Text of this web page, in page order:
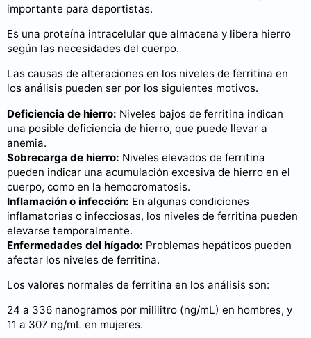
importante para deportistas.
Es una proteína intracelular que almacena y libera hierro
según las necesidades del cuerpo.
Las causas de alteraciones en los niveles de ferritina en
los análisis pueden ser por los siguientes motivos.
Deficiencia de hierro: Niveles bajos de ferritina indican
una posible deficiencia de hierro, que puede llevar a
anemia.
Sobrecarga de hierro: Niveles elevados de ferritina
pueden indicar una acumulación excesiva de hierro en el
cuerpo, como en la hemocromatosis.
Inflamación o infección: En algunas condiciones
inflamatorias o infecciosas, los niveles de ferritina pueden
elevarse temporalmente.
Enfermedades del hígado: Problemas hepáticos pueden
afectar los niveles de ferritina.
Los valores normales de ferritina en los análisis son:
24 a 336 nanogramos por mililitro (ng/mL) en hombres, y
11 a 307 ng/mL en mujeres.